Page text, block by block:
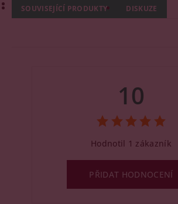
SOUVISEJÍCÍ PRODUKTY DISKUZE
10
Hodnotil 1 zákazník
PŘIDAT HODNOCENÍ